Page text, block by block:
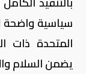
سياسية واضحة
المتحدة ذات
يضمن السلام